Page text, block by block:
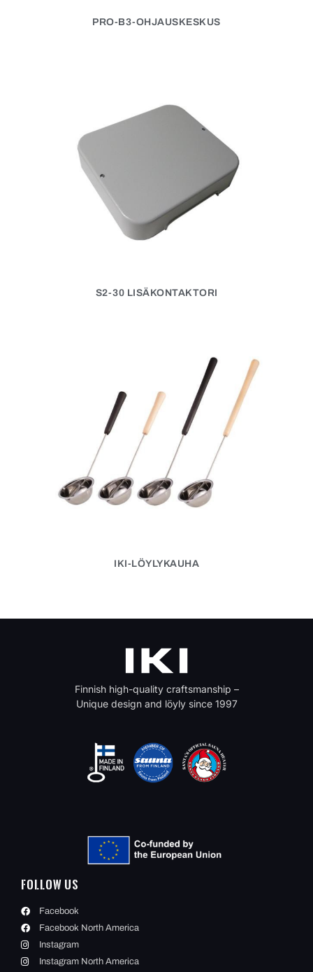
PRO-B3-OHJAUSKESKUS
S2-30 LISÄKONTAKTORI
IKI-LÖYLYKAUHA
Finnish high-quality craftsmanship –
Unique design and löyly since 1997
Follow Us
Facebook
Facebook North America
Instagram
Instagram North America